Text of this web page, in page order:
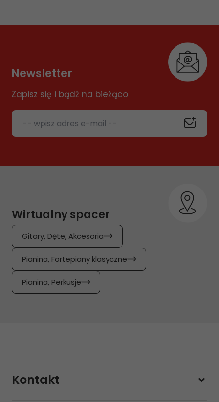
Newsletter
Zapisz się i bądź na bieżąco
-- wpisz adres e-mail --
Wirtualny spacer
Gitary, Dęte, Akcesoria
Pianina, Fortepiany klasyczne
Pianina, Perkusje
Kontakt